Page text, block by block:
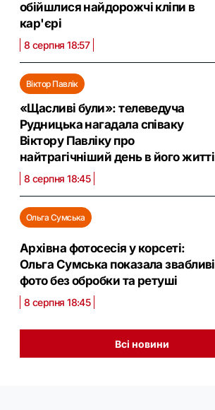
обійшлися найдорожчі кліпи в
кар'єрі
8 серпня 18:57
Віктор Павлік
«Щасливі були»: телеведуча
Рудницька нагадала співаку
Віктору Павліку про
найтрагічніший день в його житті
8 серпня 18:45
Ольга Сумська
Архівна фотосесія у корсеті:
Ольга Сумська показала звабливі
фото без обробки та ретуші
8 серпня 18:45
Всі новини